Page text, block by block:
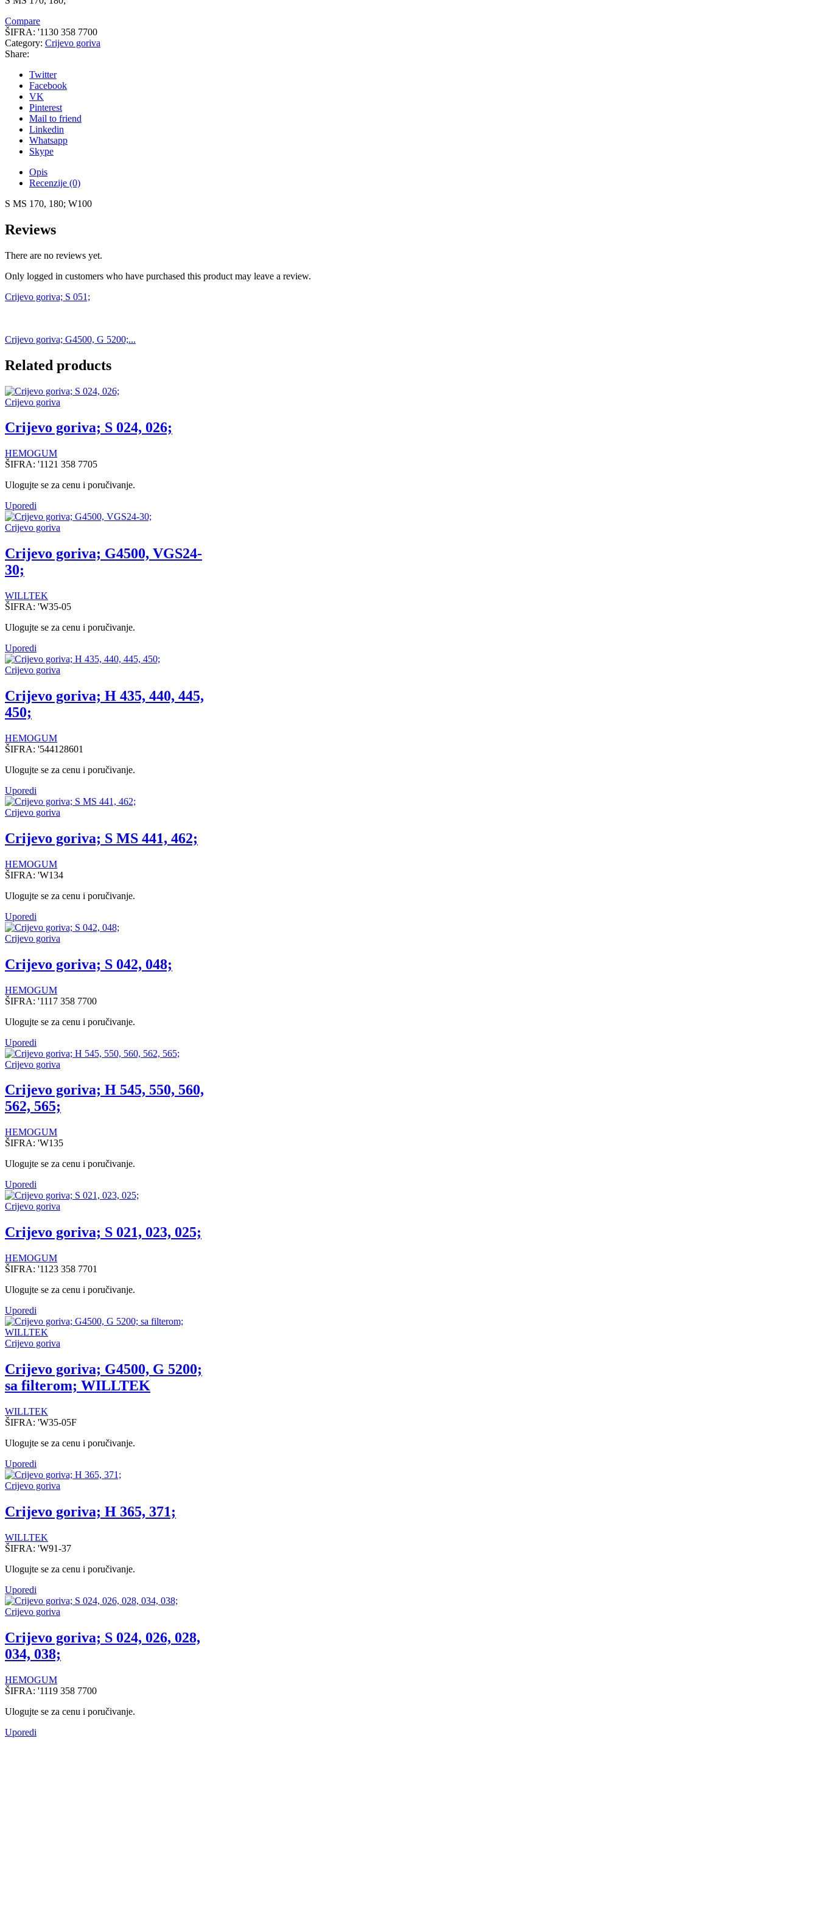
Compare
ŠIFRA: '1130 358 7700
Category: Crijevo goriva
Share:
Twitter
Facebook
VK
Pinterest
Mail to friend
Linkedin
Whatsapp
Skype
Opis
Recenzije (0)
S MS 170, 180; W100
Reviews
There are no reviews yet.
Only logged in customers who have purchased this product may leave a review.
Crijevo goriva; S 051;
Crijevo goriva; G4500, G 5200;...
Related products
Crijevo goriva
Crijevo goriva; S 024, 026;
HEMOGUM
ŠIFRA: '1121 358 7705
Ulogujte se za cenu i poručivanje.
Uporedi
Crijevo goriva
Crijevo goriva; G4500, VGS24-
30;
WILLTEK
ŠIFRA: 'W35-05
Ulogujte se za cenu i poručivanje.
Uporedi
Crijevo goriva
Crijevo goriva; H 435, 440, 445,
450;
HEMOGUM
ŠIFRA: '544128601
Ulogujte se za cenu i poručivanje.
Uporedi
Crijevo goriva
Crijevo goriva; S MS 441, 462;
HEMOGUM
ŠIFRA: 'W134
Ulogujte se za cenu i poručivanje.
Uporedi
Crijevo goriva
Crijevo goriva; S 042, 048;
HEMOGUM
ŠIFRA: '1117 358 7700
Ulogujte se za cenu i poručivanje.
Uporedi
Crijevo goriva
Crijevo goriva; H 545, 550, 560,
562, 565;
HEMOGUM
ŠIFRA: 'W135
Ulogujte se za cenu i poručivanje.
Uporedi
Crijevo goriva
Crijevo goriva; S 021, 023, 025;
HEMOGUM
ŠIFRA: '1123 358 7701
Ulogujte se za cenu i poručivanje.
Uporedi
Crijevo goriva
Crijevo goriva; G4500, G 5200;
sa filterom; WILLTEK
WILLTEK
ŠIFRA: 'W35-05F
Ulogujte se za cenu i poručivanje.
Uporedi
Crijevo goriva
Crijevo goriva; H 365, 371;
WILLTEK
ŠIFRA: 'W91-37
Ulogujte se za cenu i poručivanje.
Uporedi
Crijevo goriva
Crijevo goriva; S 024, 026, 028,
034, 038;
HEMOGUM
ŠIFRA: '1119 358 7700
Ulogujte se za cenu i poručivanje.
Uporedi